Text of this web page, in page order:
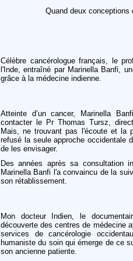
Quand deux
Célèbre cancérologue français, le
l'Inde, entraîné par Marinella Banfi,
grâce à la médecine indienne.
Atteinte d’un cancer, Marinella
contacter le Pr Thomas Tursz,
Mais, ne trouvant pas l'écoute et la
refusé la seule approche occidentale
de les envisager.
Des années après sa consultation
Marinella Banfi l'a convaincu de la
son rétablissement.
Mon docteur Indien, le
découverte des centres de médecine
services de cancérologie
humaniste du soin qui émerge de ce
son ancienne patiente.